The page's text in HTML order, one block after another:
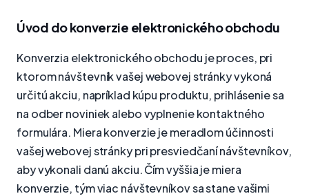
Úvod do konverzie elektronického obchodu
Konverzia elektronického obchodu je proces, pri
ktorom návštevník vašej webovej stránky vykoná
určitú akciu, napríklad kúpu produktu, prihlásenie sa
na odber noviniek alebo vyplnenie kontaktného
formulára. Miera konverzie je meradlom účinnosti
vašej webovej stránky pri presviedčaní návštevníkov,
aby vykonali danú akciu. Čím vyššia je miera
konverzie, tým viac návštevníkov sa stane vašimi